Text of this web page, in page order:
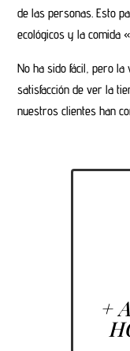
de las personas. Esto
ecológicos y la comida
No ha sido fácil, pero
satisfacción de ver la
nuestros clientes han
+